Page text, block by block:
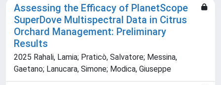
Assessing the Efficacy of PlanetScope
SuperDove Multispectral Data in Citrus
Orchard Management: Preliminary
Results
2025 Rahali, Lamia; Praticò, Salvatore; Messina,
Gaetano; Lanucara, Simone; Modica, Giuseppe